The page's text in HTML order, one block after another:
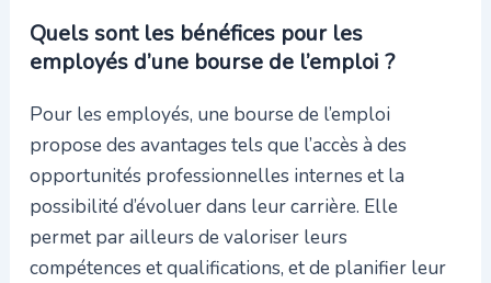
Quels sont les bénéfices pour les
employés d’une bourse de l’emploi ?
Pour les employés, une bourse de l’emploi
propose des avantages tels que l’accès à des
opportunités professionnelles internes et la
possibilité d’évoluer dans leur carrière. Elle
permet par ailleurs de valoriser leurs
compétences et qualifications, et de planifier leur